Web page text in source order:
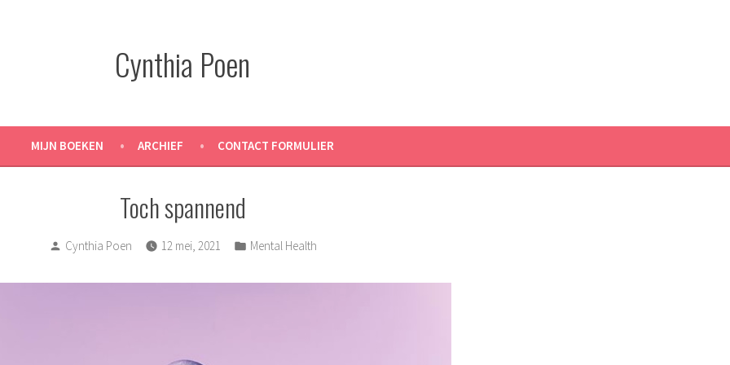
Cynthia Poen
MIJN BOEKEN ARCHIEF CONTACT FORMULIER
Toch spannend
Posted
Cynthia Poen 12 mei, 2021
Posted
Mental Health